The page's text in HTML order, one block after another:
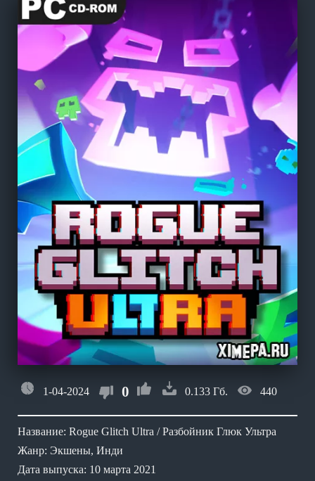
1-04-2024 0 0.133 Гб. 440
Название: Rogue Glitch Ultra / Разбойник Глюк Ультра
Жанр: Экшены, Инди
Дата выпуска: 10 марта 2021